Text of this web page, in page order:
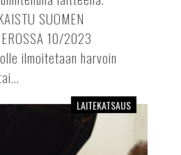
SUOMEN
10/2023
ilmoitetaan harvoin
LAITEKATSAUS